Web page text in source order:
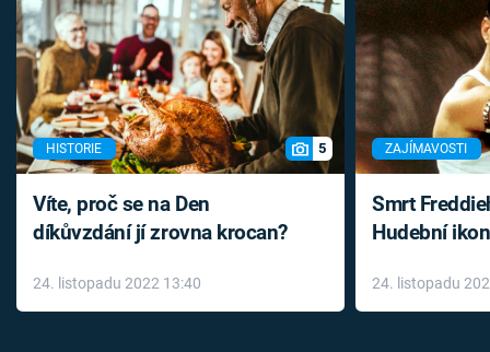
HISTORIE 5
Víte, proč se na Den
díkůvzdání jí zrovna krocan?
24. listopadu 2022 13:40
ZAJÍMAVOSTI
Smrt
Hudební
léky
24. listopadu